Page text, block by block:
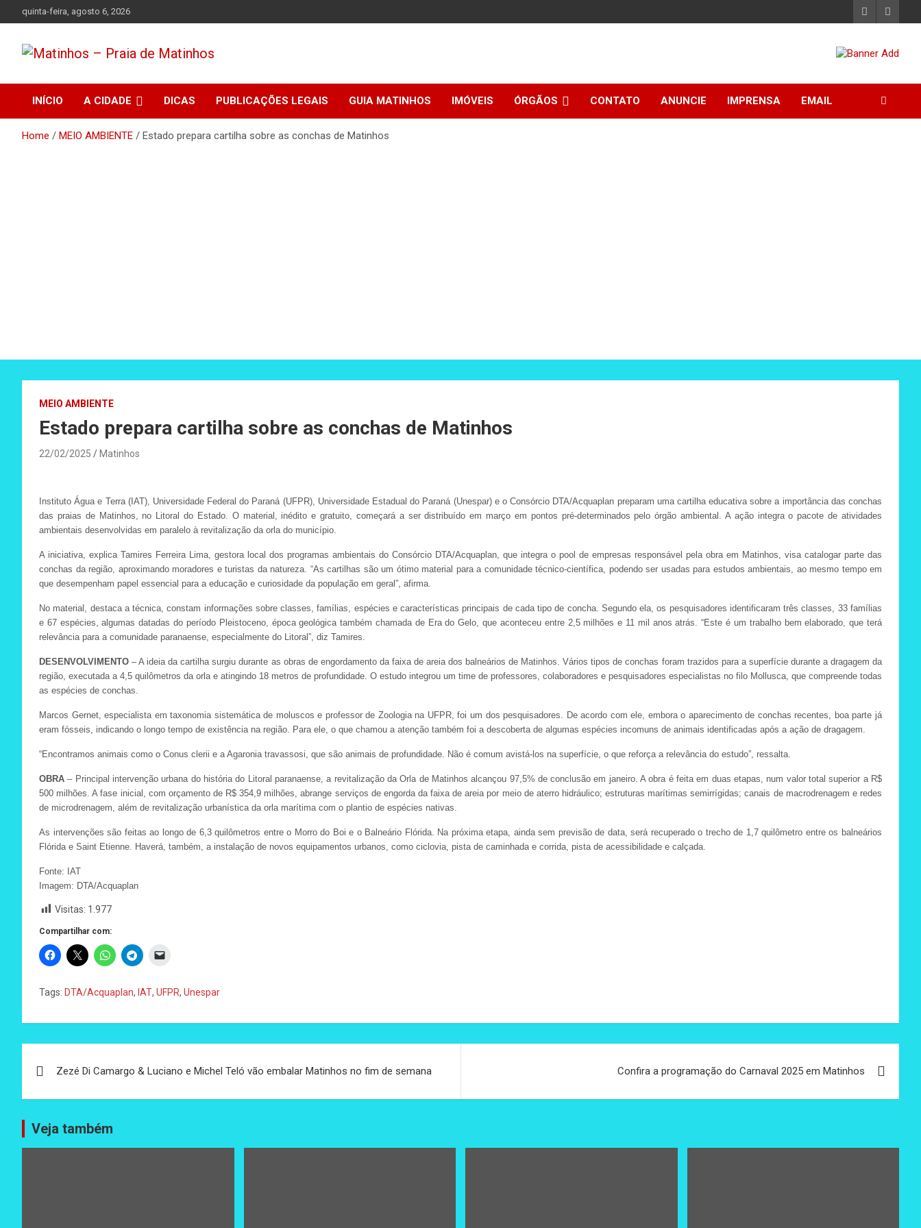
to
quinta-feira, agosto 6, 2026
Matinhos – Praia de
Matinhos
INÍCIO A CIDADE DICAS PUBLICAÇÕES LEGAIS GUIA MATINHOS IMÓVEIS ÓRGÃOS CONTATO ANUNCIE IMPRENSA EMAIL
Home MEIO AMBIENTE Estado prepara cartilha sobre as conchas de Matinhos
MEIO AMBIENTE
Estado prepara cartilha sobre as conchas de Matinhos
22/02/2025 Matinhos
Instituto Água e Terra (IAT), Universidade Federal do Paraná (UFPR), Universidade Estadual do Paraná (Unespar) e o Consórcio DTA/Acquaplan preparam uma cartilha educativa sobre a importância das conchas
das praias de Matinhos, no Litoral do Estado. O material, inédito e gratuito, começará a ser distribuído em março em pontos pré-determinados pelo órgão ambiental. A ação integra o pacote de atividades
ambientais desenvolvidas em paralelo à revitalização da orla do município.
A iniciativa, explica Tamires Ferreira Lima, gestora local dos programas ambientais do Consórcio DTA/Acquaplan, que integra o pool de empresas responsável pela obra em Matinhos, visa catalogar parte das
conchas da região, aproximando moradores e turistas da natureza. “As cartilhas são um ótimo material para a comunidade técnico-científica, podendo ser usadas para estudos ambientais, ao mesmo tempo em
que desempenham papel essencial para a educação e curiosidade da população em geral”, afirma.
No material, destaca a técnica, constam informações sobre classes, famílias, espécies e características principais de cada tipo de concha. Segundo ela, os pesquisadores identificaram três classes, 33 famílias
e 67 espécies, algumas datadas do período Pleistoceno, época geológica também chamada de Era do Gelo, que aconteceu entre 2,5 milhões e 11 mil anos atrás. “Este é um trabalho bem elaborado, que terá
relevância para a comunidade paranaense, especialmente do Litoral”, diz Tamires.
DESENVOLVIMENTO – A ideia da cartilha surgiu durante as obras de engordamento da faixa de areia dos balneários de Matinhos. Vários tipos de conchas foram trazidos para a superfície durante a dragagem da
região, executada a 4,5 quilômetros da orla e atingindo 18 metros de profundidade. O estudo integrou um time de professores, colaboradores e pesquisadores especialistas no filo Mollusca, que compreende todas
as espécies de conchas.
Marcos Gernet, especialista em taxonomia sistemática de moluscos e professor de Zoologia na UFPR, foi um dos pesquisadores. De acordo com ele, embora o aparecimento de conchas recentes, boa parte já
eram fósseis, indicando o longo tempo de existência na região. Para ele, o que chamou a atenção também foi a descoberta de algumas espécies incomuns de animais identificadas após a ação de dragagem.
“Encontramos animais como o Conus clerii e a Agaronia travassosi, que são animais de profundidade. Não é comum avistá-los na superfície, o que reforça a relevância do estudo”, ressalta.
OBRA – Principal intervenção urbana do história do Litoral paranaense, a revitalização da Orla de Matinhos alcançou 97,5% de conclusão em janeiro. A obra é feita em duas etapas, num valor total superior a R$
500 milhões. A fase inicial, com orçamento de R$ 354,9 milhões, abrange serviços de engorda da faixa de areia por meio de aterro hidráulico; estruturas marítimas semirrígidas; canais de macrodrenagem e redes
de microdrenagem, além de revitalização urbanística da orla marítima com o plantio de espécies nativas.
As intervenções são feitas ao longo de 6,3 quilômetros entre o Morro do Boi e o Balneário Flórida. Na próxima etapa, ainda sem previsão de data, será recuperado o trecho de 1,7 quilômetro entre os balneários
Flórida e Saint Etienne. Haverá, também, a instalação de novos equipamentos urbanos, como ciclovia, pista de caminhada e corrida, pista de acessibilidade e calçada.
Fonte: IAT
Imagem: DTA/Acquaplan
Visitas: 1.977
Compartilhar com:
Tags: DTA/Acquaplan, IAT, UFPR, Unespar
de
Post
Zezé Di Camargo & Luciano e Michel Teló vão embalar Matinhos no fim de semana Confira a programação do Carnaval 2025 em Matinhos
Veja também